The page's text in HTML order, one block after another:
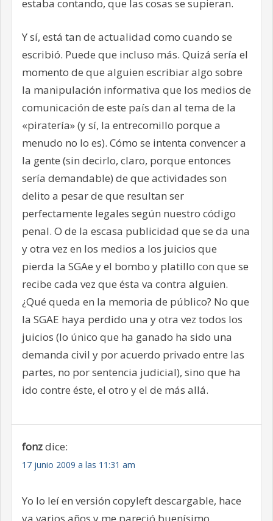
estaba contando, que las cosas se supieran.
Y sí, está tan de actualidad como cuando se
escribió. Puede que incluso más. Quizá sería el
momento de que alguien escribiar algo sobre
la manipulación informativa que los medios de
comunicación de este país dan al tema de la
«piratería» (y sí, la entrecomillo porque a
menudo no lo es). Cómo se intenta convencer a
la gente (sin decirlo, claro, porque entonces
sería demandable) de que actividades son
delito a pesar de que resultan ser
perfectamente legales según nuestro código
penal. O de la escasa publicidad que se da una
y otra vez en los medios a los juicios que
pierda la SGAe y el bombo y platillo con que se
recibe cada vez que ésta va contra alguien.
¿Qué queda en la memoria de público? No que
la SGAE haya perdido una y otra vez todos los
juicios (lo único que ha ganado ha sido una
demanda civil y por acuerdo privado entre las
partes, no por sentencia judicial), sino que ha
ido contre éste, el otro y el de más allá.
fonzdice:
17 junio 2009 a las 11:31 am
Yo lo leí en versión copyleft descargable, hace